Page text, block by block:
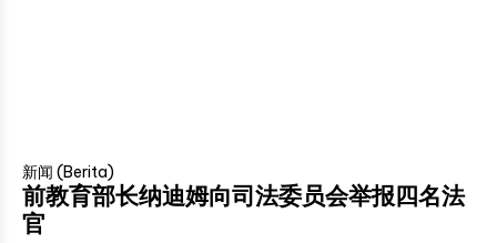
新闻 (Berita)
前教育部长纳迪姆向司法委员会举报四名法
官